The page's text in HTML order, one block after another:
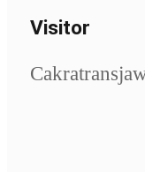
Visitor